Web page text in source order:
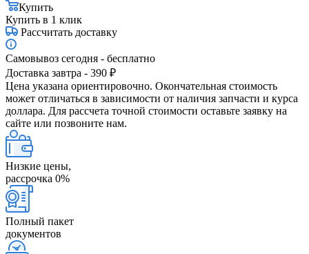
Купить
Купить в 1 клик
Рассчитать доставку
Самовывоз сегодня - бесплатно
Доставка завтра - 390 ₽
Цена указана ориентировочно. Окончательная стоимость
может отличаться в зависимости от наличия запчасти и курса
доллара. Для рассчета точной стоимости оставьте заявку на
сайте или позвоните нам.
Низкие цены,
рассрочка 0%
Полный пакет
документов